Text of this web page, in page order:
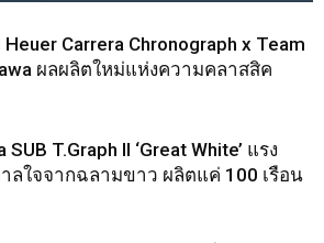
Heuer Carrera Chronograph x Team
ผลผลิตใหม่แห่งความคลาสสิค
SUB T.Graph II ‘Great White’ แรง
ลใจจากฉลามขาว ผลิตแค่ 100 เรือน